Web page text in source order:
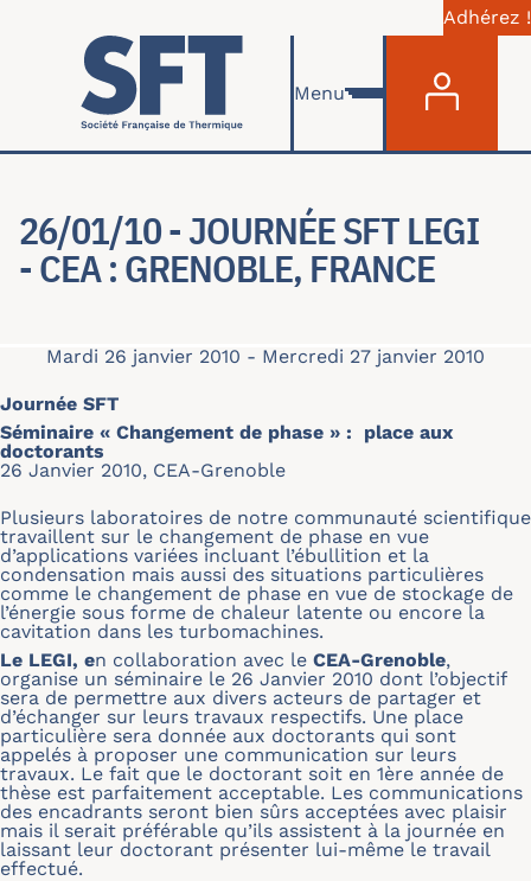
Aller au contenu principal
Adhérez !
Menu
26/01/10 - JOURNÉE SFT LEGI
- CEA : GRENOBLE, FRANCE
Mardi 26 janvier 2010 - Mercredi 27 janvier 2010
Journée SFT
Séminaire « Changement de phase » : place aux
doctorants
26 Janvier 2010, CEA-Grenoble
Plusieurs laboratoires de notre communauté scientifique
travaillent sur le changement de phase en vue
d’applications variées incluant l’ébullition et la
condensation mais aussi des situations particulières
comme le changement de phase en vue de stockage de
l’énergie sous forme de chaleur latente ou encore la
cavitation dans les turbomachines.
Le LEGI, en collaboration avec le CEA-Grenoble,
organise un séminaire le 26 Janvier 2010 dont l’objectif
sera de permettre aux divers acteurs de partager et
d’échanger sur leurs travaux respectifs. Une place
particulière sera donnée aux doctorants qui sont
appelés à proposer une communication sur leurs
travaux. Le fait que le doctorant soit en 1ère année de
thèse est parfaitement acceptable. Les communications
des encadrants seront bien sûrs acceptées avec plaisir
mais il serait préférable qu’ils assistent à la journée en
laissant leur doctorant présenter lui-même le travail
effectué.